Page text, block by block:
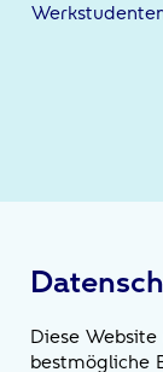
Diese
bestmögliche